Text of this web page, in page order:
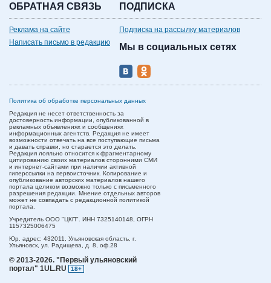
ОБРАТНАЯ СВЯЗЬ
Реклама на сайте
Написать письмо в редакцию
ПОДПИСКА
Подписка на рассылку материалов
Мы в социальных сетях
Политика об обработке персональных данных
Редакция не несет ответственность за
достоверность информации, опубликованной в
рекламных объявлениях и сообщениях
информационных агентств. Редакция не имеет
возможности отвечать на все поступающие письма
и давать справки, но старается это делать.
Редакция лояльно относится к фрагментарному
цитированию своих материалов сторонними СМИ
и интернет-сайтами при наличии активной
гиперссылки на первоисточник. Копирование и
опубликование авторских материалов нашего
портала целиком возможно только с письменного
разрешения редакции. Мнение отдельных авторов
может не совпадать с редакционной политикой
портала.
Учредитель ООО "ЦКП". ИНН 7325140148, ОГРН
1157325006475
Юр. адрес: 432011, Ульяновская область, г.
Ульяновск, ул. Радищева, д. 8, оф.28
© 2013-2026. "Первый ульяновский
портал" 1UL.RU
18+